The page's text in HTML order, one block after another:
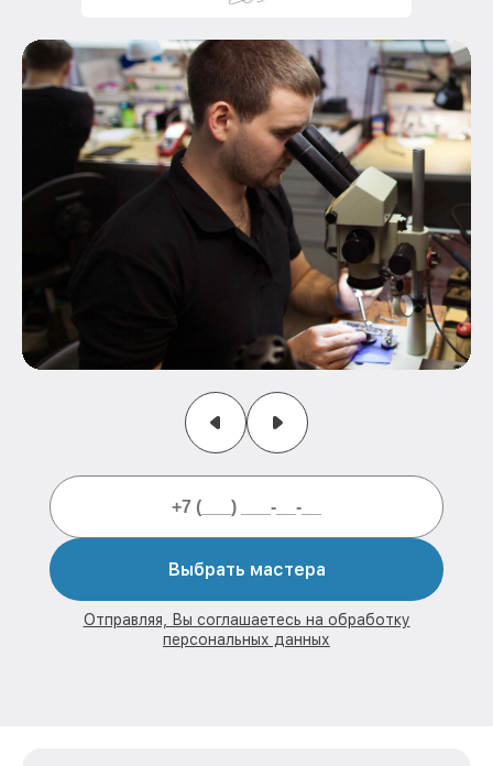
Выбрать мастера
Отправляя, Вы соглашаетесь на обработку
персональных данных